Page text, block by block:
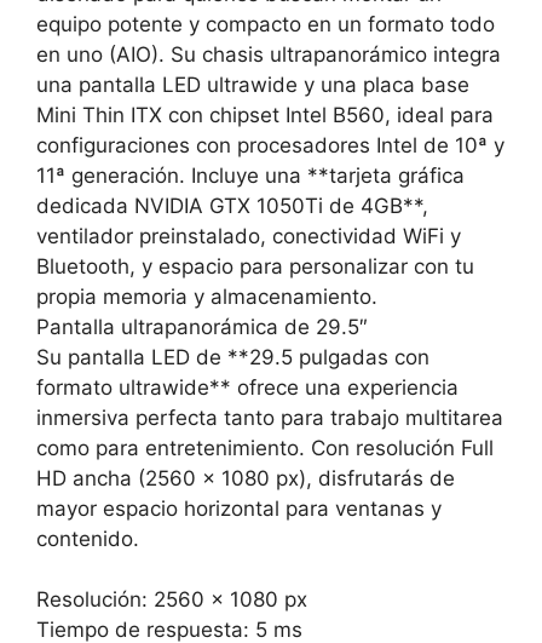
equipo potente y compacto en un formato todo
en uno (AIO). Su chasis ultrapanorámico integra
una pantalla LED ultrawide y una placa base
Mini Thin ITX con chipset Intel B560, ideal para
configuraciones con procesadores Intel de 10ª y
11ª generación. Incluye una **tarjeta gráfica
dedicada NVIDIA GTX 1050Ti de 4GB**,
ventilador preinstalado, conectividad WiFi y
Bluetooth, y espacio para personalizar con tu
propia memoria y almacenamiento.
Pantalla ultrapanorámica de 29.5″
Su pantalla LED de **29.5 pulgadas con
formato ultrawide** ofrece una experiencia
inmersiva perfecta tanto para trabajo multitarea
como para entretenimiento. Con resolución Full
HD ancha (2560 x 1080 px), disfrutarás de
mayor espacio horizontal para ventanas y
contenido.
Resolución: 2560 x 1080 px
Tiempo de respuesta: 5 ms